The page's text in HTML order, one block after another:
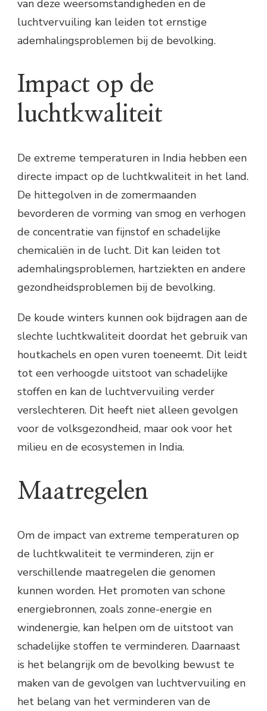
van deze weersomstandigheden en de
luchtvervuiling kan leiden tot ernstige
ademhalingsproblemen bij de bevolking.
Impact op de
luchtkwaliteit
De extreme temperaturen in India hebben een
directe impact op de luchtkwaliteit in het land.
De hittegolven in de zomermaanden
bevorderen de vorming van smog en verhogen
de concentratie van fijnstof en schadelijke
chemicaliën in de lucht. Dit kan leiden tot
ademhalingsproblemen, hartziekten en andere
gezondheidsproblemen bij de bevolking.
De koude winters kunnen ook bijdragen aan de
slechte luchtkwaliteit doordat het gebruik van
houtkachels en open vuren toeneemt. Dit leidt
tot een verhoogde uitstoot van schadelijke
stoffen en kan de luchtvervuiling verder
verslechteren. Dit heeft niet alleen gevolgen
voor de volksgezondheid, maar ook voor het
milieu en de ecosystemen in India.
Maatregelen
Om de impact van extreme temperaturen op
de luchtkwaliteit te verminderen, zijn er
verschillende maatregelen die genomen
kunnen worden. Het promoten van schone
energiebronnen, zoals zonne-energie en
windenergie, kan helpen om de uitstoot van
schadelijke stoffen te verminderen. Daarnaast
is het belangrijk om de bevolking bewust te
maken van de gevolgen van luchtvervuiling en
het belang van het verminderen van de